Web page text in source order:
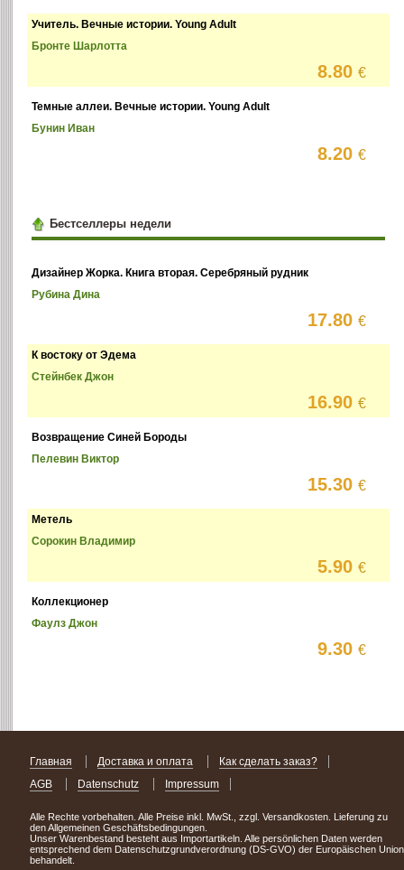
Учитель. Вечные истории. Young Adult
Бронте Шарлотта
8.80€
Темные аллеи. Вечные истории. Young Adult
Бунин Иван
8.20€
Бестселлеры недели
Дизайнер Жорка. Книга вторая. Серебряный рудник
Рубина Дина
17.80€
К востоку от Эдема
Стейнбек Джон
16.90€
Возвращение Синей Бороды
Пелевин Виктор
15.30€
Метель
Сорокин Владимир
5.90€
Коллекционер
Фаулз Джон
9.30€
Главная Доставка и оплата
Как сделать заказ?
AGB
Datenschutz Impressum
Alle Rechte vorbehalten. Alle Preise inkl. MwSt., zzgl. Versandkosten. Lieferung zu
den Allgemeinen Geschäftsbedingungen.
Unser Warenbestand besteht aus Importartikeln. Alle persönlichen Daten werden
entsprechend dem Datenschutzgrundverordnung (DS-GVO) der Europäischen Union
behandelt.